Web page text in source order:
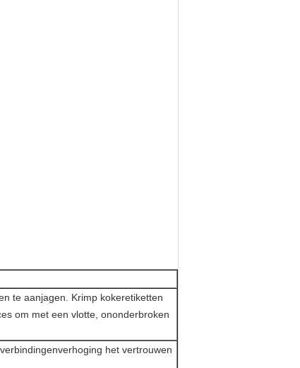
te aanjagen. Krimp kokeretiketten
om met een vlotte, ononderbroken
het vertrouwen